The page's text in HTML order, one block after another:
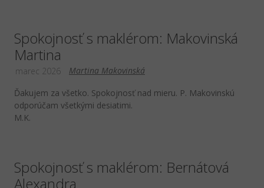
Spokojnosť s maklérom: Makovinská
Martina
Martina Makovinská
marec 2026
Ďakujem za všetko. Spokojnosť nad mieru. P. Makovinskú
odporúčam všetkými desiatimi.
M.K.
Spokojnosť s maklérom: Bernátová
Alexandra